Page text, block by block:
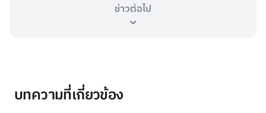
ข่าวต่อไป
บทความที่เกี่ยวข้อง